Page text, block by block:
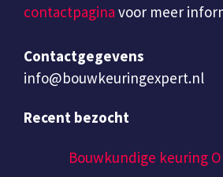
contactpagina voor meer
Contactgegevens
info@bouwkeuringexpert.nl
Recent bezocht
Bouwkundige keuring